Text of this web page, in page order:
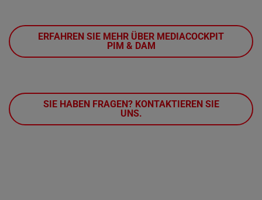
ERFAHREN SIE MEHR ÜBER MEDIACOCKPIT
PIM & DAM
SIE HABEN FRAGEN? KONTAKTIEREN SIE
UNS.